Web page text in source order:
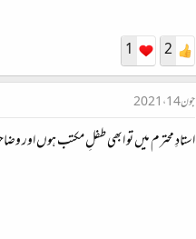
2
1
جون 14، 2021
استادِ محترم میں تو ابھی طفلِ مکتب ہوں اور